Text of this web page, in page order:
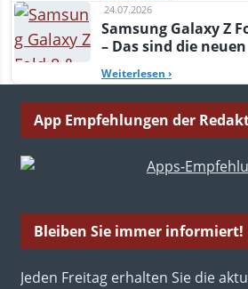
24.07.2026
Samsung Galaxy Z
– Das sind die
Weiterlesen ›
App Empfehlungen der
Bleiben Sie immer informiert!
Jeden Freitag erhalten Sie die